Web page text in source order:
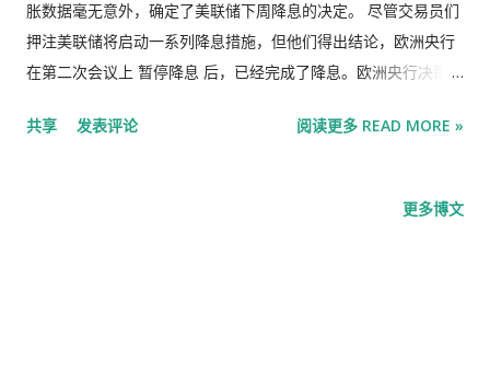
胀数据毫无意外，确定了美联储下周降息的决定。 尽管交易员们
押注美联储将启动一系列降息措施，但他们得出结论，欧洲央行
在第二次会议上 暂停降息 后，已经完成了降息。欧洲央行决策者
数据，逐一采取行动。 与此同时，法国的政治危机正在侵蚀其原
共享 发表评论 阅读更多 READ MORE »
更多博文